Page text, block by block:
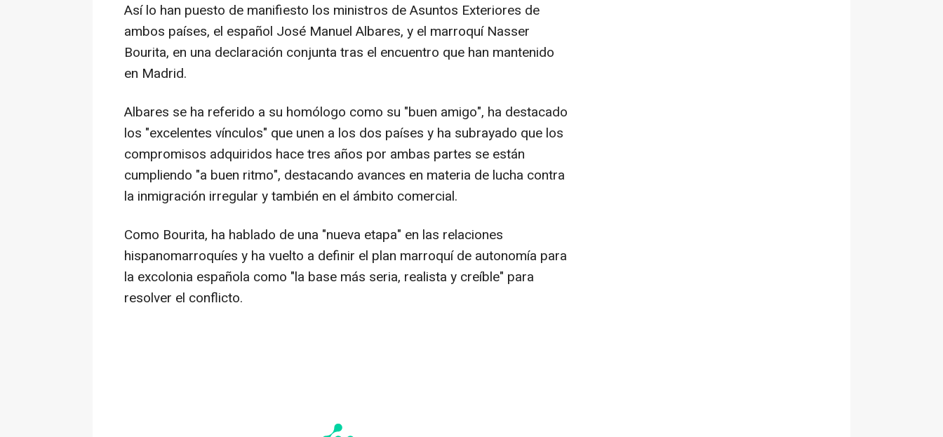
Así lo han puesto de manifiesto los ministros de Asuntos Exteriores de
ambos países, el español José Manuel Albares, y el marroquí Nasser
Bourita, en una declaración conjunta tras el encuentro que han mantenido
en Madrid.
Albares se ha referido a su homólogo como su "buen amigo", ha destacado
los "excelentes vínculos" que unen a los dos países y ha subrayado que los
compromisos adquiridos hace tres años por ambas partes se están
cumpliendo "a buen ritmo", destacando avances en materia de lucha contra
la inmigración irregular y también en el ámbito comercial.
Como Bourita, ha hablado de una "nueva etapa" en las relaciones
hispanomarroquíes y ha vuelto a definir el plan marroquí de autonomía para
la excolonia española como "la base más seria, realista y creíble" para
resolver el conflicto.